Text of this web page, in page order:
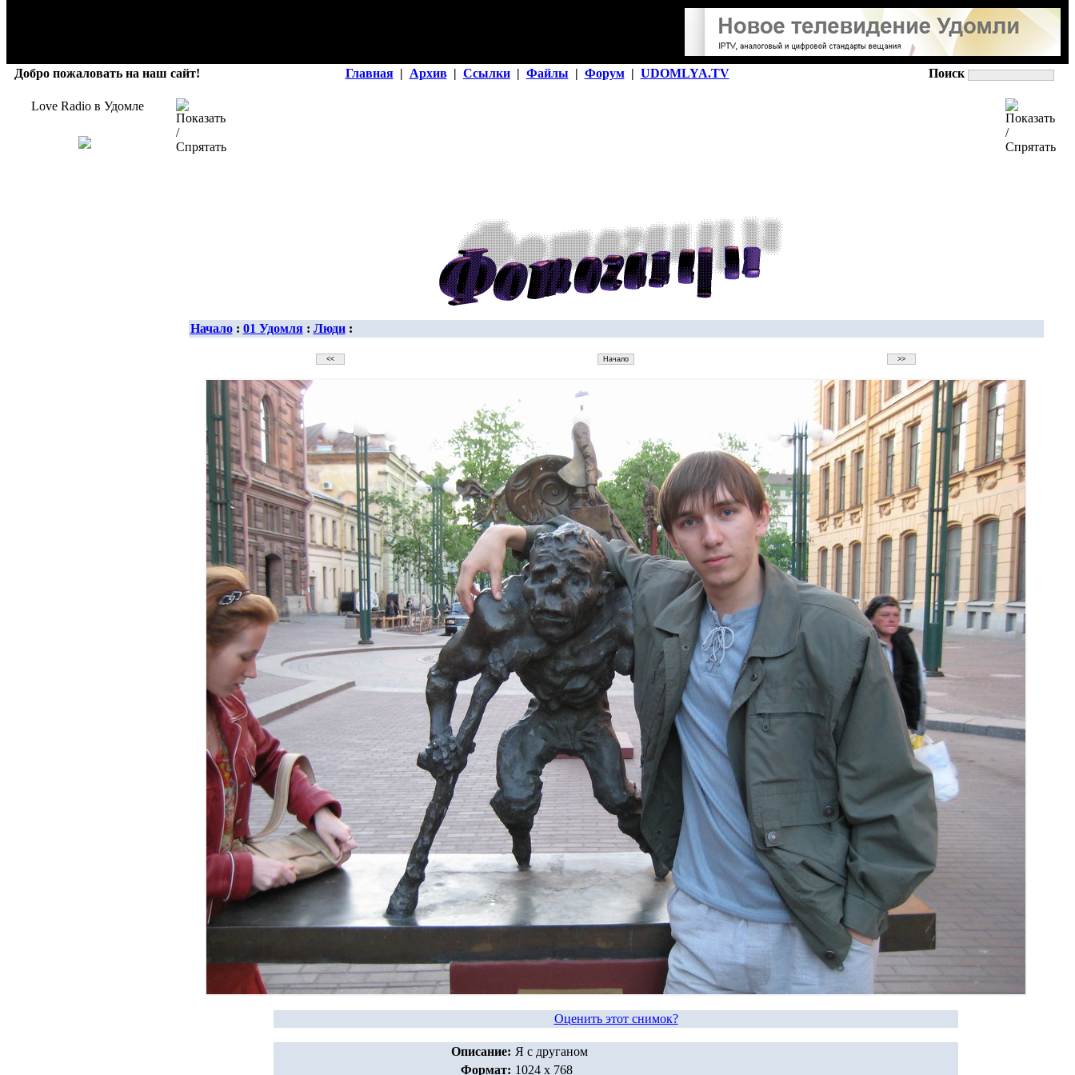
Добро пожаловать на наш сайт! Главная | Архив | Ссылки | Файлы | Форум | UDOMLYA.TV Поиск
Love Radio в Удомле
Начало: 01 Удомля: Люди:
Оценить этот снимок?
Описание: Я с друганом
Формат: 1024 x 768